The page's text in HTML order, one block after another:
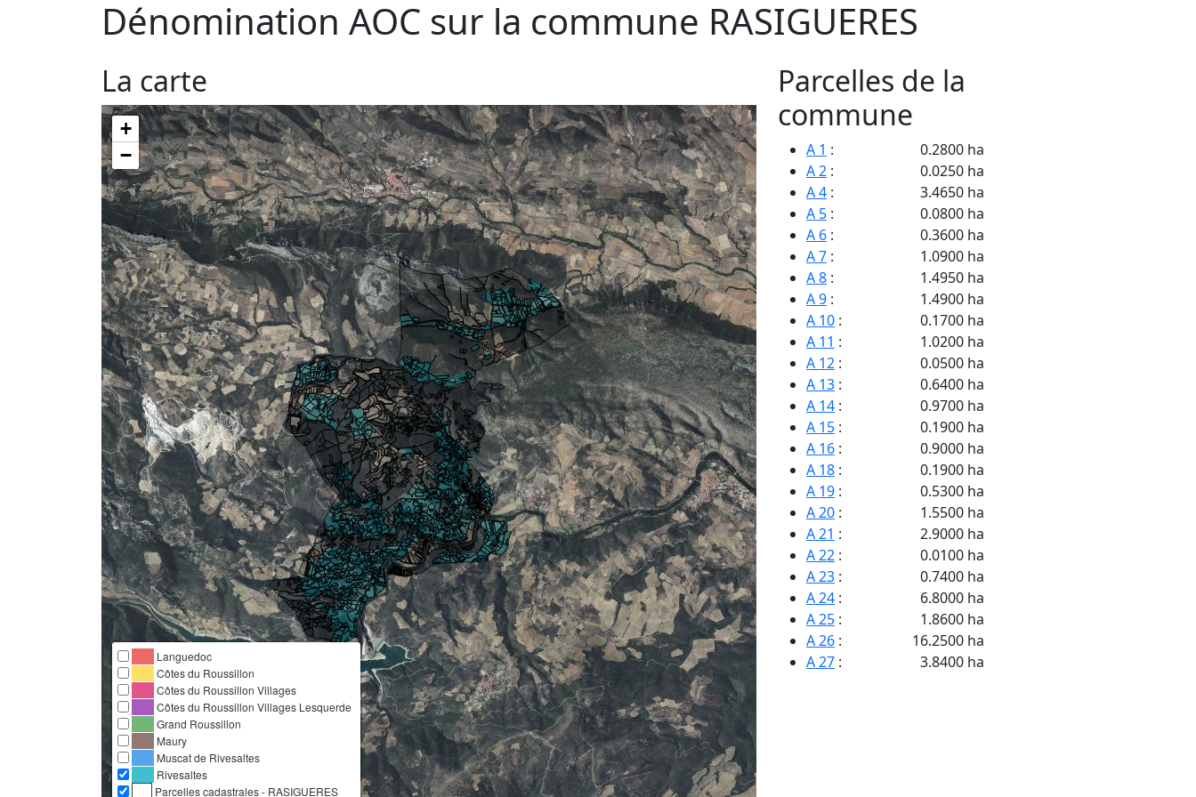
Dénomination AOC sur la commune RASIGUERES
La carte
+
−
Languedoc
Côtes du Roussillon
Côtes du Roussillon Villages
Côtes du Roussillon Villages Lesquerde
Grand Roussillon
Maury
Muscat de Rivesaltes
Rivesaltes
Parcelles cadastrales - RASIGUERES
Parcelles de la
commune
A 1 :
0.2800 ha
A 2 :
0.0250 ha
A 4 :
3.4650 ha
A 5 :
0.0800 ha
A 6 :
0.3600 ha
A 7 :
1.0900 ha
A 8 :
1.4950 ha
A 9 :
1.4900 ha
A 10 :
0.1700 ha
A 11 :
1.0200 ha
A 12 :
0.0500 ha
A 13 :
0.6400 ha
A 14 :
0.9700 ha
A 15 :
0.1900 ha
A 16 :
0.9000 ha
A 18 :
0.1900 ha
A 19 :
0.5300 ha
A 20 :
1.5500 ha
A 21 :
2.9000 ha
A 22 :
0.0100 ha
A 23 :
0.7400 ha
A 24 :
6.8000 ha
A 25 :
1.8600 ha
A 26 :
16.2500 ha
A 27 :
3.8400 ha